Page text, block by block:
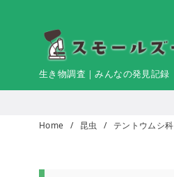
生き物調査｜みんなの発見記録
Home 昆虫 テントウムシ科